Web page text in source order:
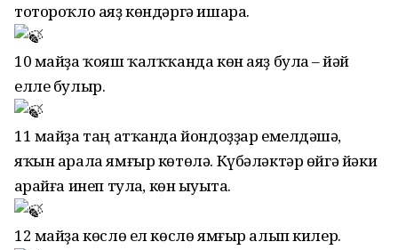
тотороҡло аяҙ көндәргә ишара.
10 майҙа ҡояш ҡалҡҡанда көн аяҙ булһа – йәй
елле булыр.
11 майҙа таң атҡанда йондоҙҙар емелдәшһә,
яҡын арала ямғыр көтөлә. Күбәләктәр өйгә йәки
һарайға инеп тулһа, көн һыуыта.
12 майҙа көслө ел көслө ямғыр алып килер.